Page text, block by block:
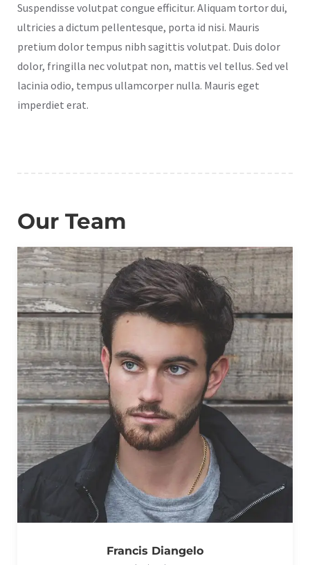
Suspendisse volutpat congue efficitur. Aliquam tortor dui,
ultricies a dictum pellentesque, porta id nisi. Mauris
pretium dolor tempus nibh sagittis volutpat. Duis dolor
dolor, fringilla nec volutpat non, mattis vel tellus. Sed vel
lacinia odio, tempus ullamcorper nulla. Mauris eget
imperdiet erat.
Our Team
Francis Diangelo